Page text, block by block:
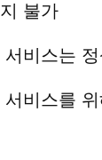
불가
/해지
서비스는
서비스를